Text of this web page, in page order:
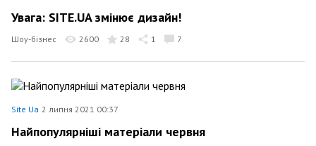
Увага: SITE.UA змінює дизайн!
Шоу-бізнес 2600 28 1 7
Site Ua 2 липня 2021 00:37
Найпопулярніші матеріали червня